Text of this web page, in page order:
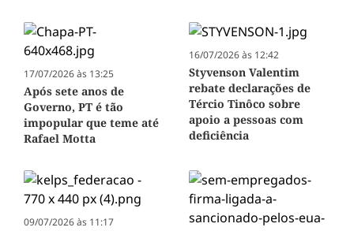
17/07/2026 às 13:25
Após sete anos de
Governo, PT é tão
impopular que teme até
Rafael Motta
16/07/2026 às 12:42
Styvenson Valentim
rebate declarações de
Tércio Tinôco sobre
apoio a pessoas com
deficiência
09/07/2026 às 11:17